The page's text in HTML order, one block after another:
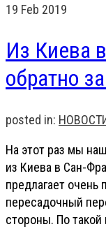
19 Feb 2019
Из Киева
обратно
posted in:
На этот раз мы
из Киева в Сан-
предлагает очень
пересадочный
стороны. По